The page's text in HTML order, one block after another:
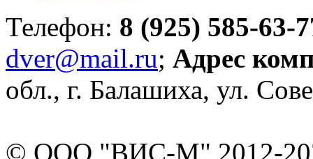
Телефон: 8 (925) 585-63-
dver@mail.ru; Адрес
обл., г. Балашиха, ул.
© ООО "ВИС-М" 2012-